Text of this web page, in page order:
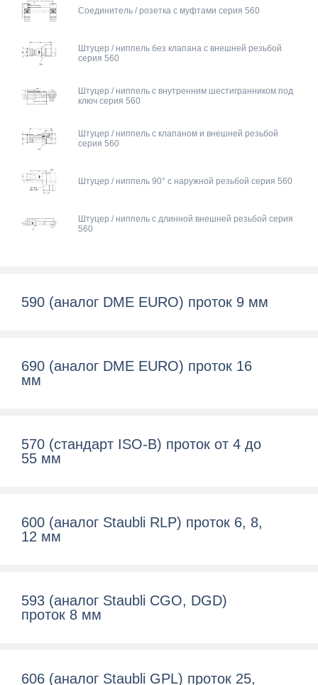
Соединитель / розетка с муфтами серия 560
Штуцер / ниппель без клапана с внешней резьбой
серия 560
Штуцер / ниппель с внутренним шестигранником под
ключ серия 560
Штуцер / ниппель с клапаном и внешней резьбой
серия 560
Штуцер / ниппель 90° с наружной резьбой серия 560
Штуцер / ниппель c длинной внешней резьбой серия
560
590 (аналог DME EURO) проток 9 мм
690 (аналог DME EURO) проток 16
мм
570 (cтандарт ISO-B) проток от 4 до
55 мм
600 (aналог Staubli RLP) проток 6, 8,
12 мм
593 (аналог Staubli CGO, DGD)
проток 8 мм
606 (аналог Staubli GPL) проток 25,